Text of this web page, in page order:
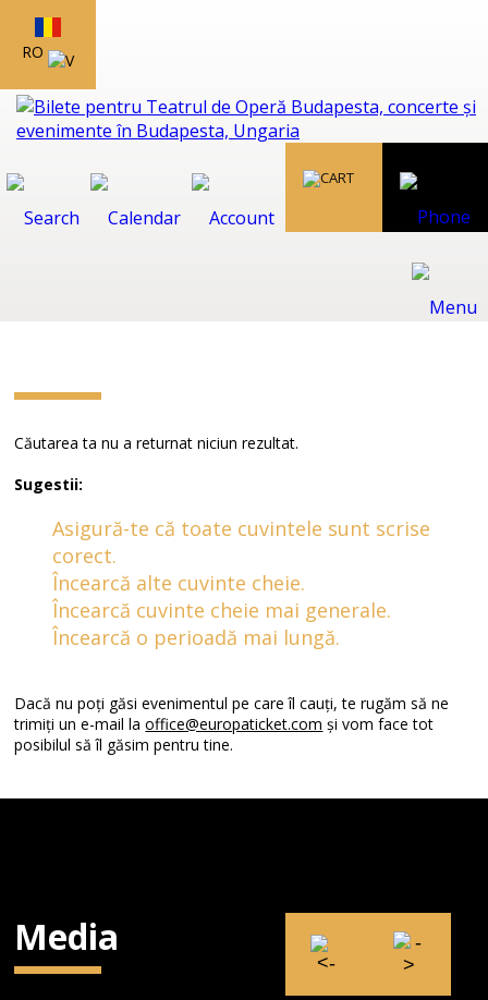
RO
Căutarea ta nu a returnat niciun rezultat.
Sugestii:
Asigură-te că toate cuvintele sunt scrise
corect.
Încearcă alte cuvinte cheie.
Încearcă cuvinte cheie mai generale.
Încearcă o perioadă mai lungă.
Dacă nu poți găsi evenimentul pe care îl cauți, te rugăm să ne
trimiți un e-mail laoffice@europaticket.com și vom face tot
posibilul să îl găsim pentru tine.
Media